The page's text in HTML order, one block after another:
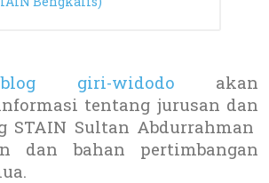
blog giri-widodo akan
tentang jurusan dan
STAIN Sultan Abdurrahman
dan bahan pertimbangan